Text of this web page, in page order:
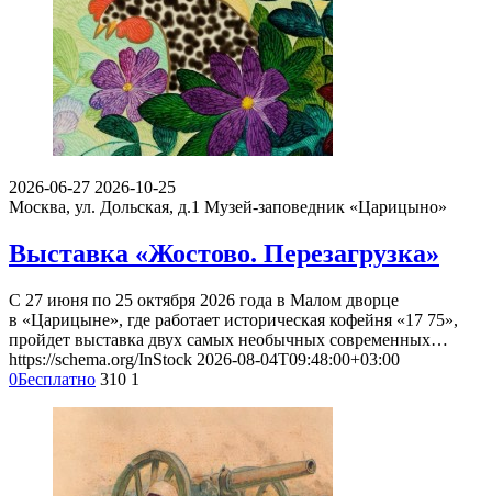
2026-06-27 2026-10-25
Москва, ул. Дольская, д.1 Музей-заповедник «Царицыно»
Выставка «Жостово. Перезагрузка»
С 27 июня по 25 октября 2026 года в Малом дворце
в «Царицыне», где работает историческая кофейня «17 75»,
пройдет выставка двух самых необычных современных…
https://schema.org/InStock 2026-08-04T09:48:00+03:00
0Бесплатно 310 1